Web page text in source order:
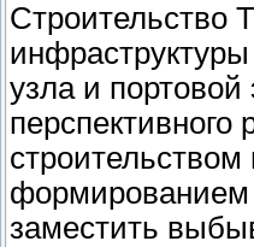
Строительство
узла и
перспективного
формированием
заместить